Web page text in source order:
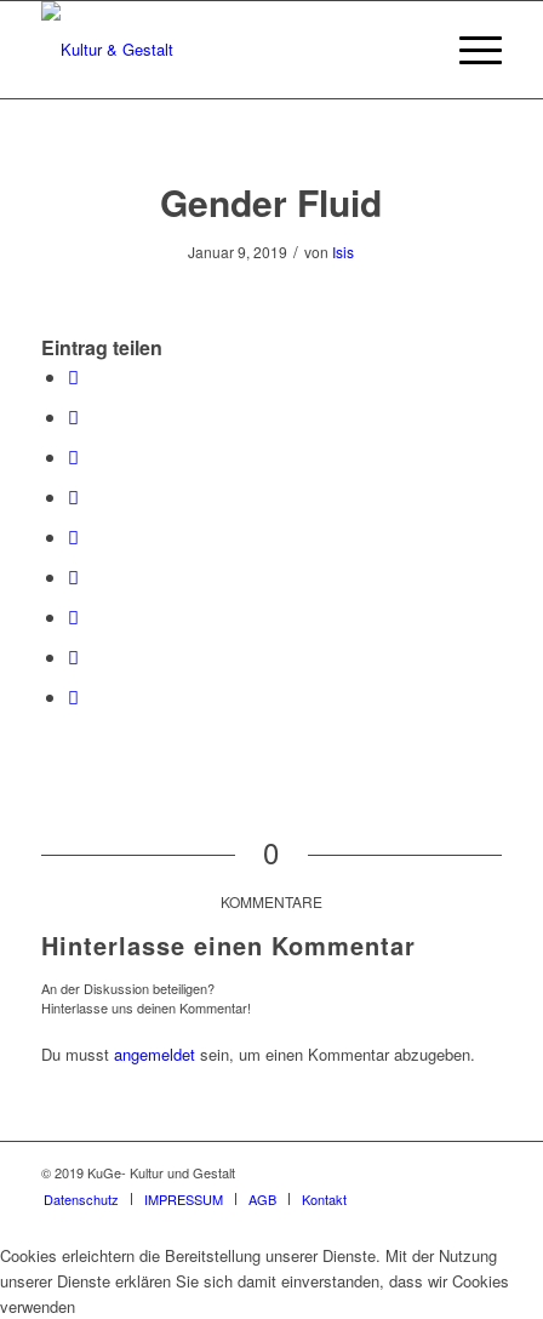
Gender Fluid
Januar 9, 2019 / von Isis
Eintrag teilen
0
KOMMENTARE
Hinterlasse einen Kommentar
An der Diskussion beteiligen?
Hinterlasse uns deinen Kommentar!
Du musst angemeldetsein, um einen Kommentar abzugeben.
© 2019 KuGe- Kultur und Gestalt
Datenschutz
IMPRESSUM AGB Kontakt
Cookies erleichtern die Bereitstellung unserer Dienste. Mit der Nutzung
unserer Dienste erklären Sie sich damit einverstanden, dass wir Cookies
verwenden